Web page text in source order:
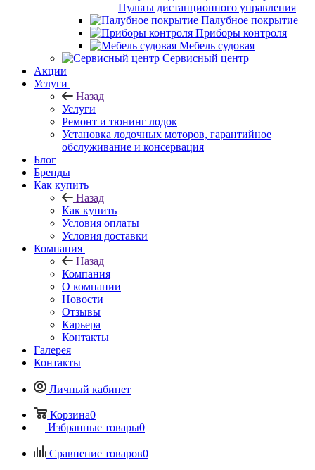
Пульты дистанционного управления
Палубное покрытие
Приборы контроля
Мебель судовая
Сервисный центр
Акции
Услуги
Назад
Услуги
Ремонт и тюнинг лодок
Установка лодочных моторов, гарантийное
обслуживание и консервация
Блог
Бренды
Как купить
Назад
Как купить
Условия оплаты
Условия доставки
Компания
Назад
Компания
О компании
Новости
Отзывы
Карьера
Контакты
Галерея
Контакты
Личный кабинет
Корзина0
Избранные товары0
Сравнение товаров0